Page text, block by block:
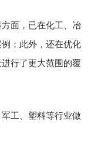
面，已在化工、冶
；此外，还在优化
行了更大范围的覆
工、塑料等行业做